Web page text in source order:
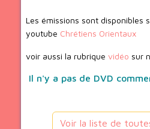
Les émissions sont disponibles
youtube Chrétiens Orientaux
voir aussi la rubrique vidéo sur
Il n'y a pas de DVD
Voir la liste de